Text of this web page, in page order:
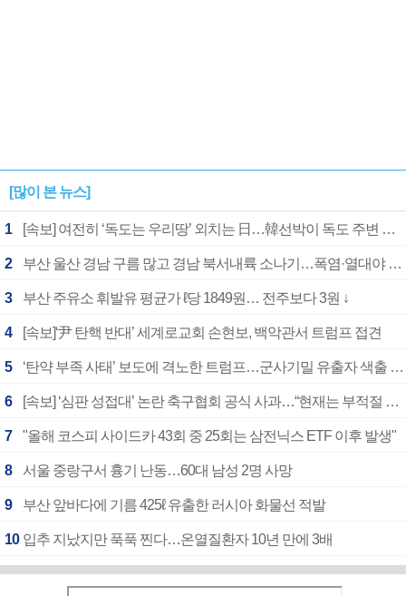
[많이 본 뉴스]
1 [속보] 여전히 ‘독도는 우리땅’ 외치는 日…韓선박이 독도 주변 해양조사 활동하자 반발
2 부산 울산 경남 구름 많고 경남 북서내륙 소나기…폭염·열대야 계속
3 부산 주유소 휘발유 평균가 ℓ당 1849원… 전주보다 3원 ↓
4 [속보]‘尹 탄핵 반대’ 세계로교회 손현보, 백악관서 트럼프 접견
5 ‘탄약 부족 사태’ 보도에 격노한 트럼프…군사기밀 유출자 색출 지시
6 [속보] ‘심판 성접대’ 논란 축구협회 공식 사과…“현재는 부적절 행위 없어”
7 "올해 코스피 사이드카 43회 중 25회는 삼전닉스 ETF 이후 발생"
8 서울 중랑구서 흉기 난동…60대 남성 2명 사망
9 부산 앞바다에 기름 425ℓ 유출한 러시아 화물선 적발
10 입추 지났지만 푹푹 찐다…온열질환자 10년 만에 3배